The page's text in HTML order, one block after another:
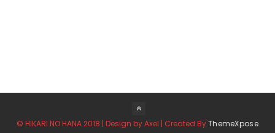
© HIKARI NO HANA 2018 | Design by Axel | Created ByThemeXpose